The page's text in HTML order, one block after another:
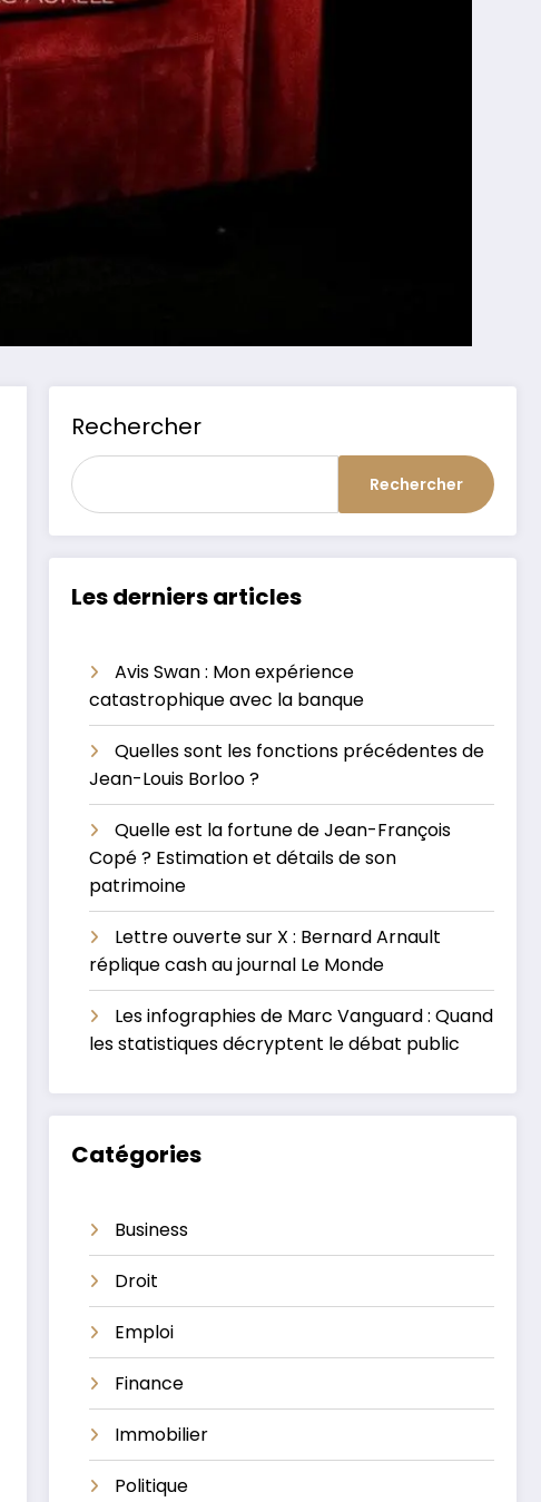
Rechercher
Rechercher
Les derniers articles
Avis Swan : Mon expérience
catastrophique avec la banque
Quelles sont les fonctions précédentes de
Jean-Louis Borloo ?
Quelle est la fortune de Jean-François
Copé ? Estimation et détails de son
patrimoine
Lettre ouverte sur X : Bernard Arnault
réplique cash au journal Le Monde
Les infographies de Marc Vanguard : Quand
les statistiques décryptent le débat public
Catégories
Business
Droit
Emploi
Finance
Immobilier
Politique